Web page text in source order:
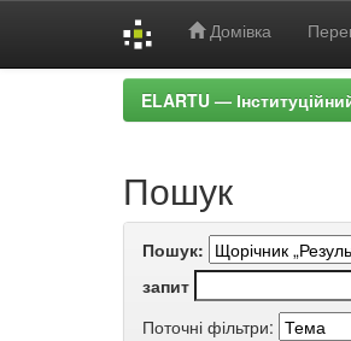
Домівка
ELARTU —
Пошук
Пошук:
запит
Поточні фільтри: